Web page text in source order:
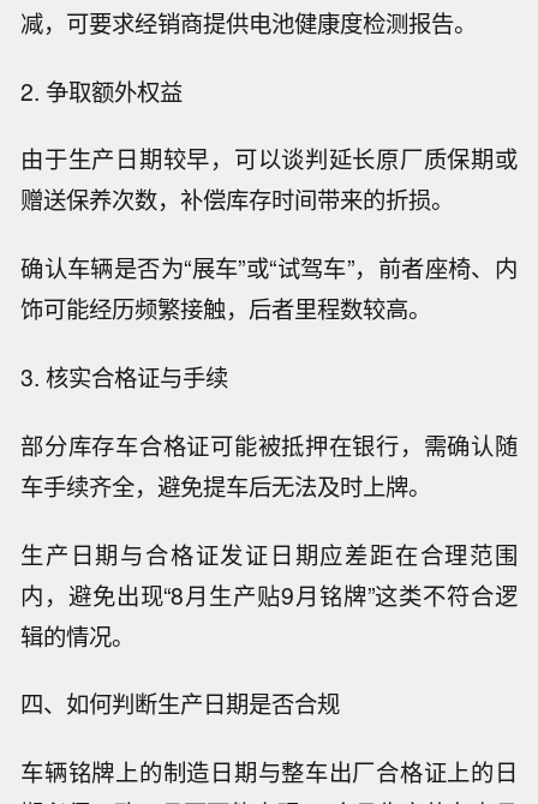
减，可要求经销商提供电池健康度检测报告。
2. 争取额外权益
由于生产日期较早，可以谈判延长原厂质保期或
赠送保养次数，补偿库存时间带来的折损。
确认车辆是否为“展车”或“试驾车”，前者座椅、内
饰可能经历频繁接触，后者里程数较高。
3. 核实合格证与手续
部分库存车合格证可能被抵押在银行，需确认随
车手续齐全，避免提车后无法及时上牌。
生产日期与合格证发证日期应差距在合理范围
内，避免出现“8月生产贴9月铭牌”这类不符合逻
辑的情况。
四、如何判断生产日期是否合规
车辆铭牌上的制造日期与整车出厂合格证上的日